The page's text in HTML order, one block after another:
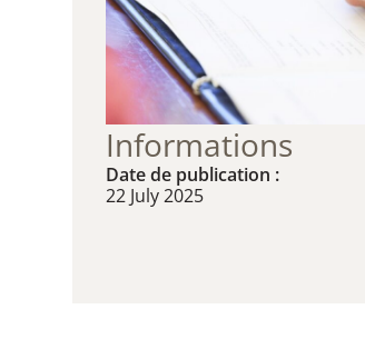
Informations
Date de publication :
22 July 2025